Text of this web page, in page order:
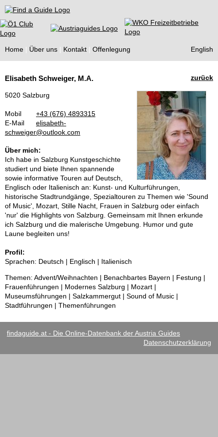
Find a Guide
Home Über uns Kontakt Offenlegung English
Guides
zurück
Elisabeth Schweiger, M.A.
5020 Salzburg
Mobil
+43 (676) 4893315
E-Mail
elisabeth-
schweiger@outlook.com
Über mich:
Ich habe in Salzburg Kunstgeschichte
studiert und biete Ihnen spannende
sowie informative Touren auf Deutsch,
Englisch oder Italienisch an: Kunst- und Kulturführungen,
historische Stadtrundgänge, Spezialtouren zu Themen wie 'Sound
of Music', Mozart, Stille Nacht, Frauen in Salzburg oder einfach
'nur' die Highlights von Salzburg. Gemeinsam mit Ihnen erkunde
ich Salzburg und die malerische Umgebung. Humor und gute
Laune begleiten uns!
Profil:
Sprachen: Deutsch | Englisch | Italienisch
Themen: Advent/Weihnachten | Benachbartes Bayern | Festung |
Frauenführungen | Modernes Salzburg | Mozart |
Museumsführungen | Salzkammergut | Sound of Music |
Stadtführungen | Themenführungen
findaguide.at - Die Online-Datenbank der Austria Guides
Datenschutzerklärung